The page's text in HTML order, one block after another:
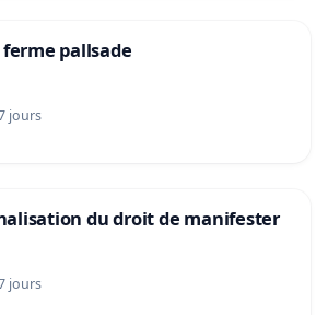
pallsade
jours
du droit de manifester
jours